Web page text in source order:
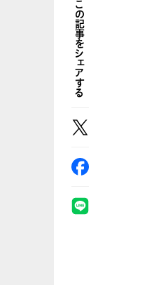
この記事をシェアする